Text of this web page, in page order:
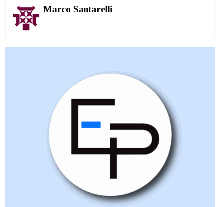
Marco Santarelli